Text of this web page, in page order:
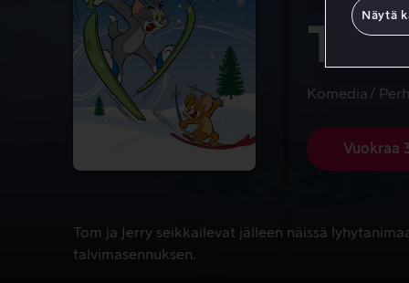
Komedia
Vuokraa
Tom ja Jerry seikkailevat jälleen näissä
Tom ja Jerry seikkailevat jälleen näissä
talvimasennuksen.
Näytä